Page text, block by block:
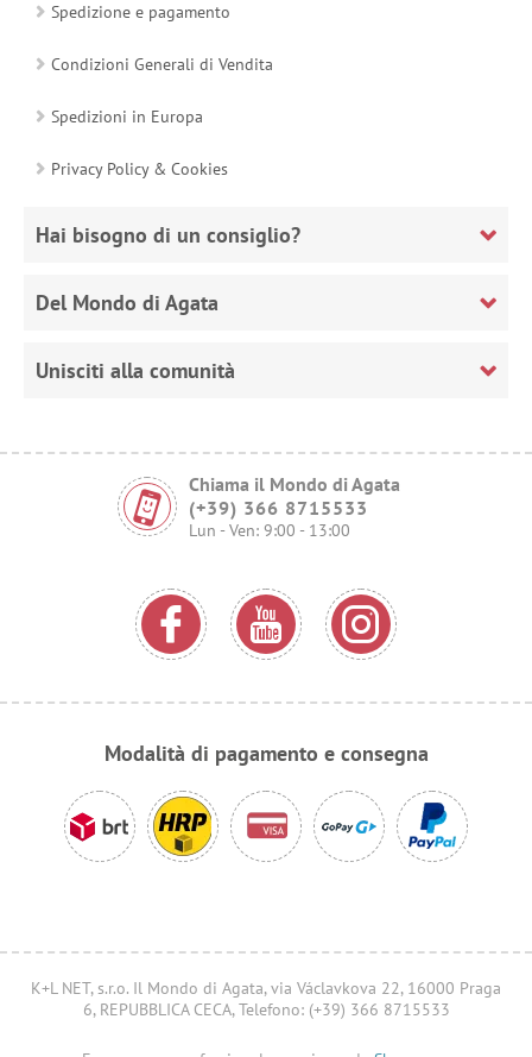
Spedizione e pagamento
Condizioni Generali di Vendita
Spedizioni in Europa
Privacy Policy & Cookies
Hai bisogno di un consiglio?
Del Mondo di Agata
Unisciti alla comunità
Chiama il Mondo di Agata
(+39) 366 8715533
Lun - Ven: 9:00 - 13:00
Modalità di pagamento e consegna
K+L NET, s.r.o. Il Mondo di Agata, via Václavkova 22, 16000 Praga
6, REPUBBLICA CECA, Telefono: (+39) 366 8715533